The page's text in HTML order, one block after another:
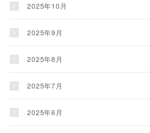
2025年10月
2025年9月
2025年8月
2025年7月
2025年6月